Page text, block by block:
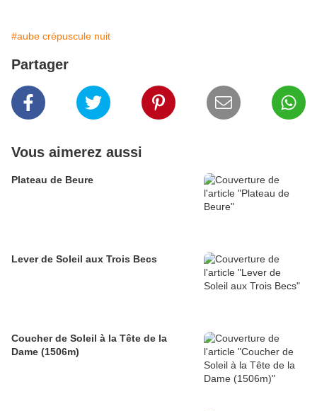
#aube crépuscule nuit
Partager
Vous aimerez aussi
Plateau de Beure
Lever de Soleil aux Trois Becs
Coucher de Soleil à la Tête de la
Dame (1506m)